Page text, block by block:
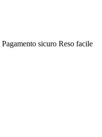
Pagamento sicuro Reso facile